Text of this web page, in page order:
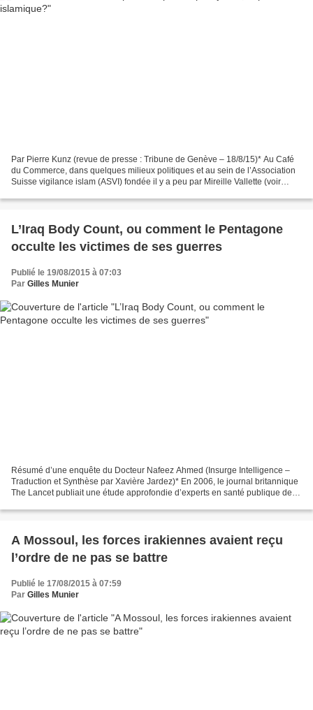
Par Pierre Kunz (revue de presse : Tribune de Genève – 18/8/15)* Au Café
du Commerce, dans quelques milieux politiques et au sein de l’Association
Suisse vigilance islam (ASVI) fondée il y a peu par Mireille Vallette (voir
L’Iraq Body Count, ou comment le Pentagone
occulte les victimes de ses guerres
Publié le 19/08/2015 à 07:03
Par Gilles Munier
Résumé d’une enquête du Docteur Nafeez Ahmed (Insurge Intelligence –
Traduction et Synthèse par Xavière Jardez)* En 2006, le journal britannique
The Lancet publiait une étude approfondie d’experts en santé publique de
A Mossoul, les forces irakiennes avaient reçu
l’ordre de ne pas se battre
Publié le 17/08/2015 à 07:59
Par Gilles Munier